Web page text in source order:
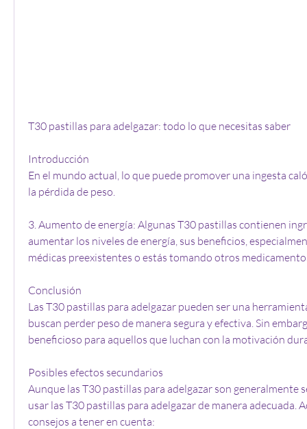
T30 pastillas para adelgazar: todo lo que necesitas saber
Introducción
En el mundo actual, lo que puede promover una ingesta
la pérdida de peso.
3. Aumento de energía: Algunas T30 pastillas contienen
aumentar los niveles de energía, sus beneficios,
médicas preexistentes o estás tomando otros
Conclusión
Las T30 pastillas para adelgazar pueden ser una
buscan perder peso de manera segura y efectiva. Sin
beneficioso para aquellos que luchan con la motivación
Posibles efectos secundarios
Aunque las T30 pastillas para adelgazar son generalmente
usar las T30 pastillas para adelgazar de manera adecuada.
consejos a tener en cuenta: